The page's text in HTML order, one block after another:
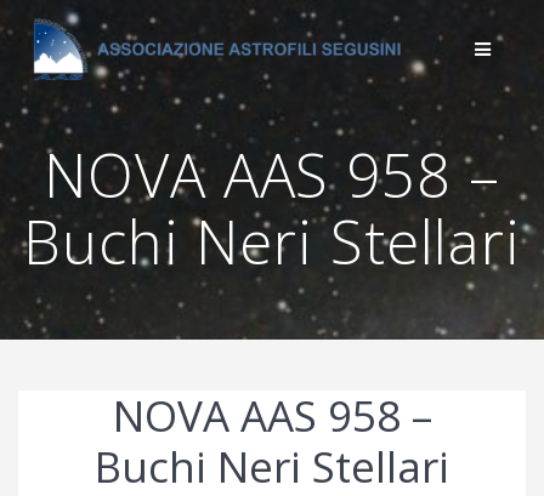
Salta
al
contenuto
NOVA AAS 958 –
Buchi Neri Stellari
NOVA AAS 958 –
Buchi Neri Stellari